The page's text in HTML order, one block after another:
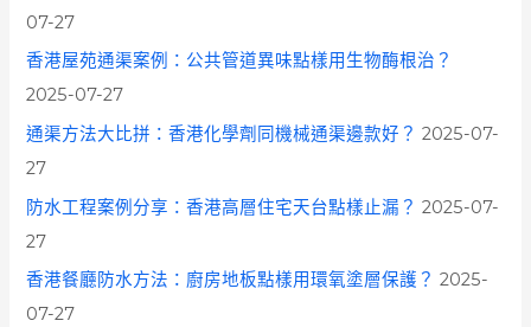
07-27
香港屋苑通渠案例：公共管道異味點樣用生物酶根治？
2025-07-27
通渠方法大比拼：香港化學劑同機械通渠邊款好？ 2025-07-
27
防水工程案例分享：香港高層住宅天台點樣止漏？ 2025-07-
27
香港餐廳防水方法：廚房地板點樣用環氧塗層保護？ 2025-
07-27